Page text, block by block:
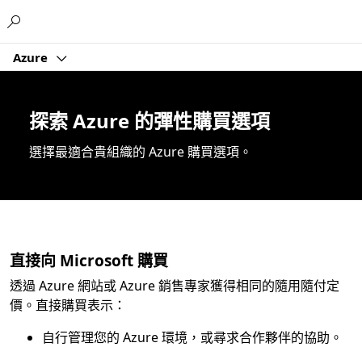
Azure
探索 Azure 的彈性購買選項
選擇最適合貴組織的 Azure 購買選項。
直接向 Microsoft 購買
透過 Azure 網站或 Azure 銷售專家獲得相同的隨用隨付定
價。直接購買表示：
自行管理您的 Azure 環境，或尋求合作夥伴的協助。